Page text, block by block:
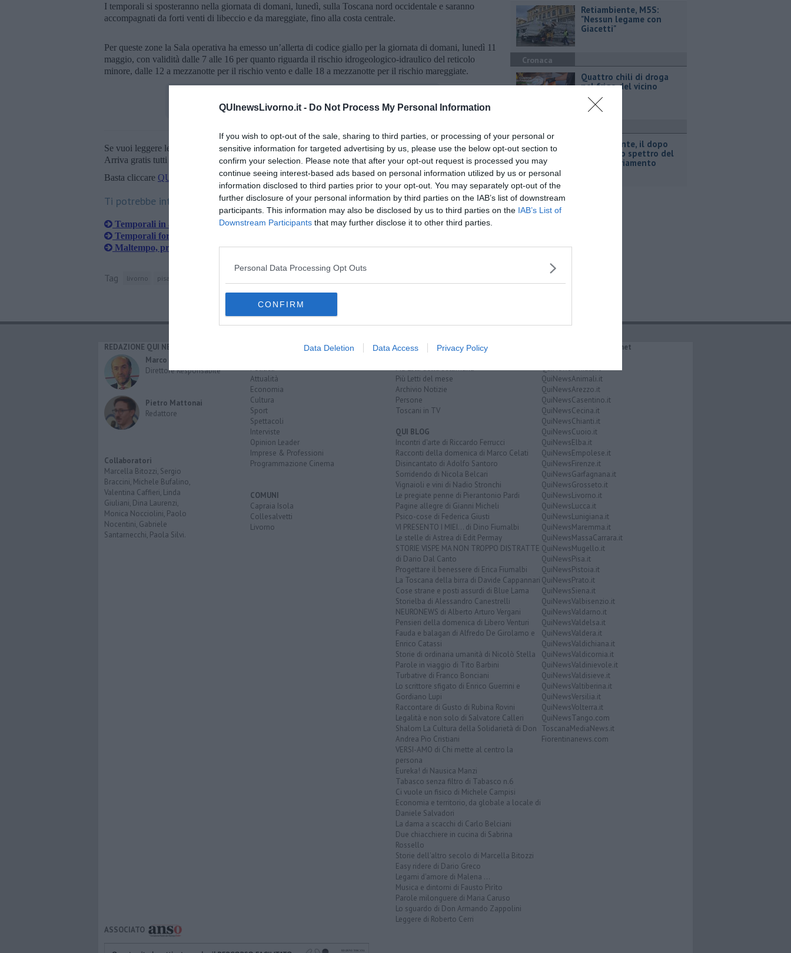
QUInewsLivorno.it - Do Not Process My Personal Information
If you wish to opt-out of the sale, sharing to third parties, or processing of your personal or
sensitive information for targeted advertising by us, please use the below opt-out section to
confirm your selection. Please note that after your opt-out request is processed you may
continue seeing interest-based ads based on personal information utilized by us or personal
information disclosed to third parties prior to your opt-out. You may separately opt-out of the
further disclosure of your personal information by third parties on the IAB’s list of downstream
participants. This information may also be disclosed by us to third parties on the IAB’s List of
Downstream Participants that may further disclose it to other third parties.
Personal Data Processing Opt Outs
CONFIRM
Data Deletion Data Access Privacy Policy
I temporali si sposteranno nella giornata di domani, lunedì, sulla Toscana nord occidentale e saranno
accompagnati da forti venti di libeccio e da mareggiate, fino alla costa centrale.
Per queste zone la Sala operativa ha emesso un’allerta di codice giallo per la giornata di domani, lunedì 11
maggio, con validità dalle 7 alle 16 per quanto riguarda il rischio idrogeologico-idraulico del reticolo
minore, dalle 12 a mezzanotte per il rischio vento e dalle 18 a mezzanotte per il rischio mareggiate.
Se vuoi leggere le notizie principali della Toscana iscriviti allaNewsletter QUInews - ToscanaMedia.
Arriva gratis tutti i giorni alle 20:00 direttamente nella tua casella di posta.
Basta cliccare QUI
Ti potrebbe interessare anche:
Temporali in arrivo e scatta l'allerta meteo
Temporali forti in arrivo, scatta l'allerta
Maltempo, prorogata l'allerta meteo
Tag livorno pisa
Retiambiente, M5S:
"Nessun legame con
Giacetti"
Cronaca
Quattro chili di droga
nel frigo del vicino
Retiambiente, il dopo
Fortini e lo spettro del
commissariamento
REDAZIONE QUI NEWS
Marco Migli
Direttore Responsabile
Pietro Mattonai
Redattore
Collaboratori
Marcella Bitozzi, Sergio
Braccini, Michele Bufalino,
Valentina Caffieri, Linda
Giuliani, Dina Laurenzi,
Monica Nocciolini, Paolo
Nocentini, Gabriele
Santarnecchi, Paola Silvi.
Politica
Attualità
Economia
Cultura
Sport
Spettacoli
Interviste
Opinion Leader
Imprese & Professioni
Programmazione Cinema
COMUNI
Capraia Isola
Collesalvetti
Livorno
RUBRICHE
Più Letti della settimana
Più Letti del mese
Archivio Notizie
Persone
Toscani in TV
QUI BLOG
Incontri d'arte di Riccardo Ferrucci
Racconti della domenica di Marco Celati
Disincantato di Adolfo Santoro
Sorridendo di Nicola Belcari
Vignaioli e vini di Nadio Stronchi
Le pregiate penne di Pierantonio Pardi
Pagine allegre di Gianni Micheli
Psico-cose di Federica Giusti
VI PRESENTO I MIEI... di Dino Fiumalbi
Le stelle di Astrea di Edit Permay
STORIE VISPE MA NON TROPPO DISTRATTE
di Dario Dal Canto
Progettare il benessere di Erica Fiumalbi
La Toscana della birra di Davide Cappannari
Cose strane e posti assurdi di Blue Lama
Storielba di Alessandro Canestrelli
NEURONEWS di Alberto Arturo Vergani
Pensieri della domenica di Libero Venturi
Fauda e balagan di Alfredo De Girolamo e
Enrico Catassi
Storie di ordinaria umanità di Nicolò Stella
Parole in viaggio di Tito Barbini
Turbative di Franco Bonciani
Lo scrittore sfigato di Enrico Guerrini e
Gordiano Lupi
Raccontare di Gusto di Rubina Rovini
Legalità e non solo di Salvatore Calleri
Shalom La Cultura della Solidarietà di Don
Andrea Pio Cristiani
VERSI-AMO di Chi mette al centro la
persona
Eureka! di Nausica Manzi
Tabasco senza filtro di Tabasco n.6
Ci vuole un fisico di Michele Campisi
Economia e territorio, da globale a locale di
Daniele Salvadori
La dama a scacchi di Carlo Belciani
Due chiacchiere in cucina di Sabrina
Rossello
Storie dell'altro secolo di Marcella Bitozzi
Easy ridere di Dario Greco
Legami d'amore di Malena ...
Musica e dintorni di Fausto Pirìto
Parole milonguere di Maria Caruso
Lo sguardo di Don Armando Zappolini
Leggere di Roberto Cerri
IL NETWORK QuiNews.net
QuiNewsAmiata.it
QuiNewsAnimali.it
QuiNewsArezzo.it
QuiNewsCasentino.it
QuiNewsCecina.it
QuiNewsChianti.it
QuiNewsCuoio.it
QuiNewsElba.it
QuiNewsEmpolese.it
QuiNewsFirenze.it
QuiNewsGarfagnana.it
QuiNewsGrosseto.it
QuiNewsLivorno.it
QuiNewsLucca.it
QuiNewsLunigiana.it
QuiNewsMaremma.it
QuiNewsMassaCarrara.it
QuiNewsMugello.it
QuiNewsPisa.it
QuiNewsPistoia.it
QuiNewsPrato.it
QuiNewsSiena.it
QuiNewsValbisenzio.it
QuiNewsValdarno.it
QuiNewsValdelsa.it
QuiNewsValdera.it
QuiNewsValdichiana.it
QuiNewsValdicornia.it
QuiNewsValdinievole.it
QuiNewsValdisieve.it
QuiNewsValtiberina.it
QuiNewsVersilia.it
QuiNewsVolterra.it
QuiNewsTango.com
ToscanaMediaNews.it
Fiorentinanews.com
ASSOCIATO